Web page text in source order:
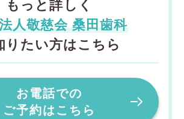
もっと詳しく
人敬慈会 桑田歯科
りたい方はこちら
お電話での
ご予約はこちら